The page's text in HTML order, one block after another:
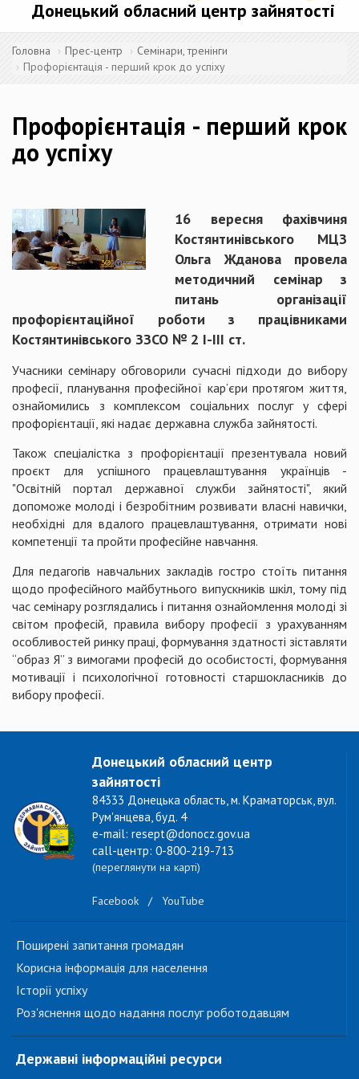
Донецький обласний центр зайнятості
Головна Прес-центр
Семінари, тренінги
Профорієнтація - перший крок до успіху
Профорієнтація - перший крок
до успіху
16 вересня фахівчиня
Костянтинівського МЦЗ
Ольга Жданова провела
методичний семінар з
питань організації
профорієнтаційної роботи з працівниками
Костянтинівського ЗЗСО № 2 І-ІІІ ст.
Учасники семінару обговорили сучасні підходи до вибору
професії, планування професійної кар’єри протягом життя,
ознайомились з комплексом соціальних послуг у сфері
профорієнтації, які надає державна служба зайнятості.
Також спеціалістка з профорієнтації презентувала новий
проєкт для успішного працевлаштування українців -
"Освітній портал державної служби зайнятості", який
допоможе молоді і безробітним розвивати власні навички,
необхідні для вдалого працевлаштування, отримати нові
компетенції та пройти професійне навчання.
Для педагогів навчальних закладів гостро стоїть питання
щодо професійного майбутнього випускників шкіл, тому під
час семінару розглядались і питання ознайомлення молоді зі
світом професій, правила вибору професії з урахуванням
особливостей ринку праці, формування здатності зіставляти
“образ Я” з вимогами професій до особистості, формування
мотивації і психологічної готовності старшокласників до
вибору професії.
Донецький обласний центр
зайнятості
84333 Донецька область, м. Краматорськ, вул.
Рум'янцева, буд. 4
e-mail: resept@donocz.gov.ua
call-центр: 0-800-219-713
(переглянути на карті)
Facebook / YouTube
Поширені запитання громадян
Корисна інформація для населення
Історії успіху
Роз'яснення щодо надання послуг роботодавцям
Державні інформаційні ресурси